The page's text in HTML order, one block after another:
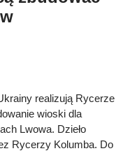
realizują Rycerze
wioski dla
Lwowa. Dzieło
Rycerzy Kolumba. Do